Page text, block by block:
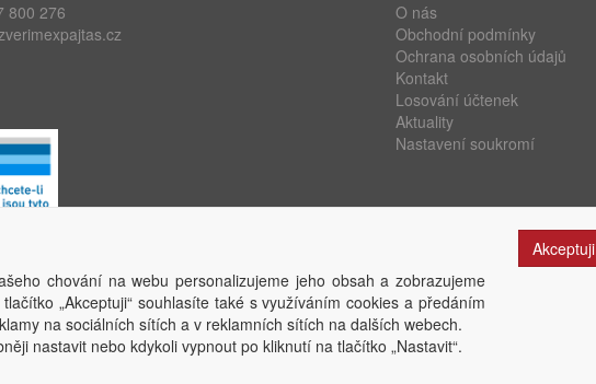
800 276
O nás
Obchodní podmínky
Ochrana osobních údajů
Kontakt
Losování účtenek
Aktuality
Nastavení soukromí
Copyright © ABRA Software a.s. 2020
chování na webu personalizujeme jeho obsah a zobrazujeme
„Akceptuji“ souhlasíte také s využíváním cookies a předáním
na sociálních sítích a v reklamních sítích na dalších webech.
nastavit nebo kdykoli vypnout po kliknutí na tlačítko „Nastavit“.
Akceptuji